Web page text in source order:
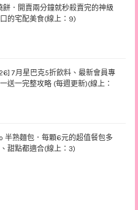
餅．開賣兩分鐘就秒殺賣完的神級
的宅配美食(線上：9)
7月星巴克5折飲料、最新會員專
送一完整攻略 (每週更新)(線上：
半熟麵包．每顆6元的超值餐包多
甜點都適合(線上：3)